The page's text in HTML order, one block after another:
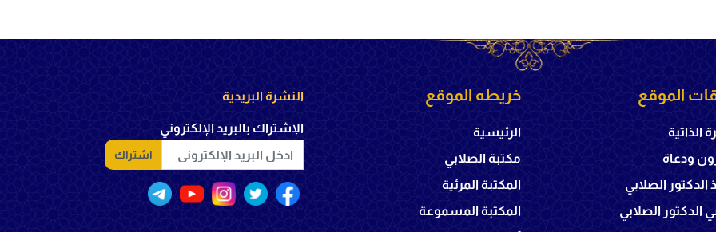
الموقع
الذاتية
ودعاة
الدكتور الصلابي
الدكتور الصلابي
خريطه الموقع
الرئيسية
مكتبة الصلابي
المكتبة المرئية
المكتبة المسموعة
النشرة البريدية
الإشتراك بالبريد الإلكتروني
اشتراك